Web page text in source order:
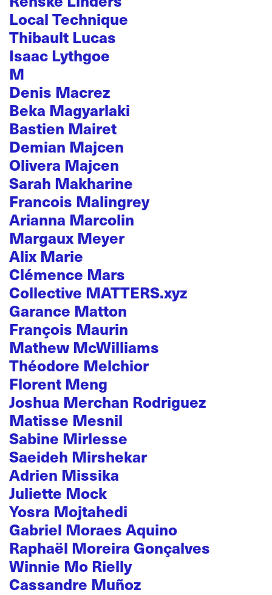
Local Technique
Thibault Lucas
Isaac Lythgoe
M
Denis Macrez
Beka Magyarlaki
Bastien Mairet
Demian Majcen
Olivera Majcen
Sarah Makharine
Francois Malingrey
Arianna Marcolin
Margaux Meyer
Alix Marie
Clémence Mars
Collective MATTERS.xyz
Garance Matton
François Maurin
Mathew McWilliams
Théodore Melchior
Florent Meng
Joshua Merchan Rodriguez
Matisse Mesnil
Sabine Mirlesse
Saeideh Mirshekar
Adrien Missika
Juliette Mock
Yosra Mojtahedi
Gabriel Moraes Aquino
Raphaël Moreira Gonçalves
Winnie Mo Rielly
Cassandre Muñoz